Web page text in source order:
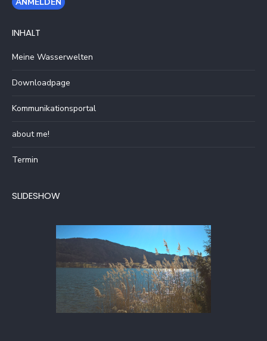
INHALT
Meine Wasserwelten
Downloadpage
Kommunikationsportal
about me!
Termin
SLIDESHOW